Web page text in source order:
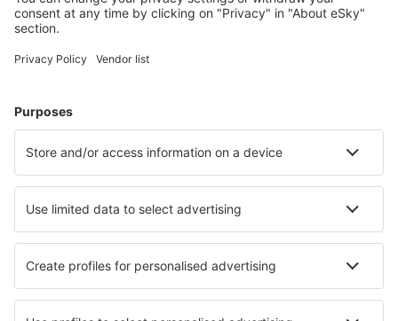
Meist gesuchte Unterkünfte von eSky Nutzern
Unterkünfte in Griechenland - Beliebte Städte
Unterkunft in Athen Unterkunft in Paros
Unterkunft in Naousa Unterkunft in Sárti
Unterkunft in Voula Unterkunft in Palaia Fokaia
Die besten Unterkünfte - Städte
Unterkunft in Akka Unterkunft in Creixell